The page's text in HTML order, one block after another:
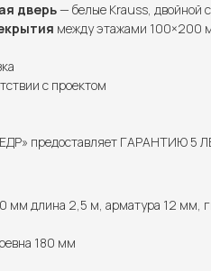
дверь— белые Krauss, двойной
между этажами 100×200
с проектом
предоставляет ГАРАНТИЮ 5
мм длина 2,5 м, арматура 12 мм,
180 мм